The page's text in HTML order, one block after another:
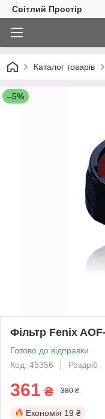
Світлий Простір
Каталог товарів
–5%
Фільтр Fenix
Готово до відправки
Код: 45356
Роздріб
361 ₴ 380 ₴
Економія 19 ₴